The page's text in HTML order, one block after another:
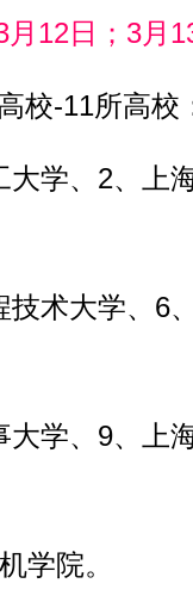
月12日；3月
校-11所高校
大学、2、上
技术大学、6
大学、9、上
学院。